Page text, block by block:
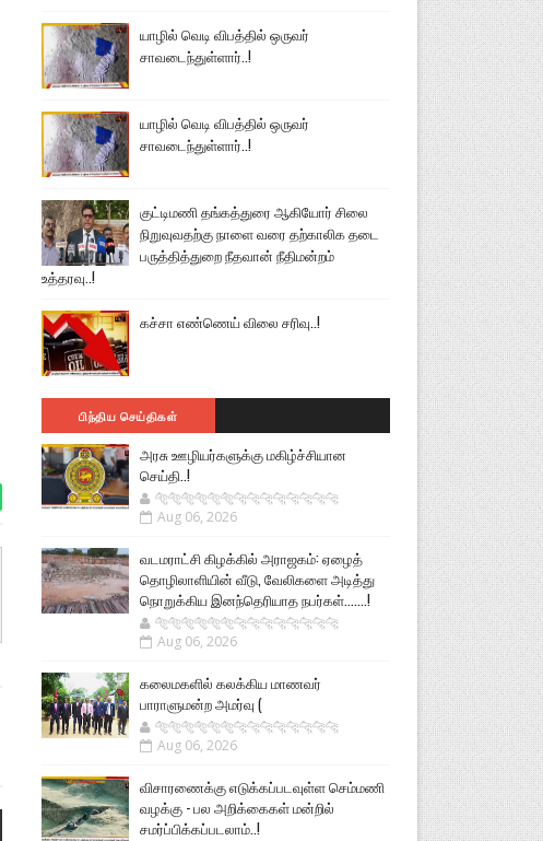
யாழில் வெடி விபத்தில் ஒருவர்
சாவடைந்துள்ளார்..!
யாழில் வெடி விபத்தில் ஒருவர்
சாவடைந்துள்ளார்..!
குட்டிமணி தங்கத்துரை ஆகியோர் சிலை
நிறுவுவதற்கு நாளை வரை தற்காலிக தடை
பருத்தித்துறை நீதவான் நீதிமன்றம்
உத்தரவு..!
கச்சா எண்ணெய் விலை சரிவு..!
பிந்திய செய்திகள்
அரசு ஊழியர்களுக்கு மகிழ்ச்சியான
செய்தி..!
🐅🐅🐅🐅🐅🐅🐆🐆🐆🐆🐆🐆🐆🐆
Aug 06, 2026
வடமராட்சி கிழக்கில் அராஜகம்: ஏழைத்
தொழிலாளியின் வீடு, வேலிகளை அடித்து
நொறுக்கிய இனந்தெரியாத நபர்கள்.......!
🐅🐅🐅🐅🐅🐅🐆🐆🐆🐆🐆🐆🐆🐆
Aug 06, 2026
கலைமகளில் கலக்கிய மாணவர்
பாராளுமன்ற அமர்வு (
🐅🐅🐅🐅🐅🐅🐆🐆🐆🐆🐆🐆🐆🐆
Aug 06, 2026
விசாரணைக்கு எடுக்கப்படவுள்ள செம்மணி
வழக்கு - பல அறிக்கைகள் மன்றில்
சமர்ப்பிக்கப்படலாம்..!